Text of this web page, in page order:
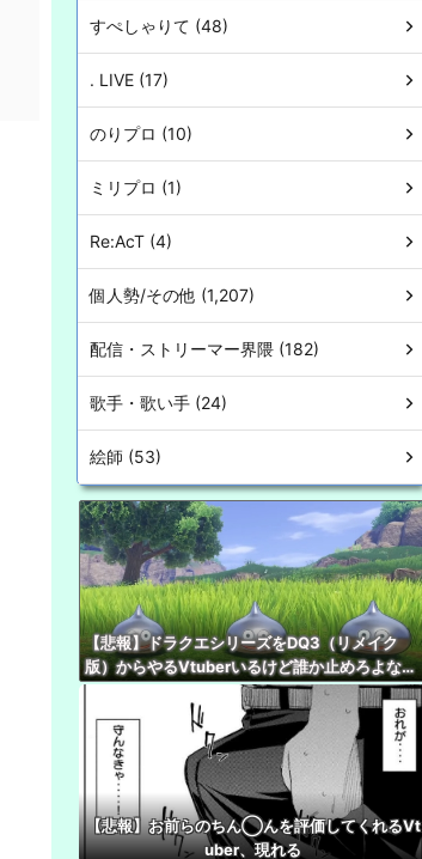
すぺしゃりて (48)
. LIVE (17)
のりプロ (10)
ミリプロ (1)
Re:AcT (4)
個人勢/その他 (1,207)
配信・ストリーマー界隈 (182)
歌手・歌い手 (24)
絵師 (53)
【悲報】ドラクエシリーズをDQ3（リメイク
版）からやるVtuberいるけど誰か止めろよな…
【悲報】お前らのちん◯んを評価してくれるVt
uber、現れる